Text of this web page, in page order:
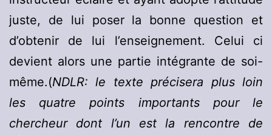
juste, de lui poser la bonne question et
d’obtenir de lui l’enseignement. Celui ci
devient alors une partie intégrante de soi-
même.(NDLR: le texte précisera plus loin
les quatre points importants pour le
chercheur dont l’un est la rencontre de